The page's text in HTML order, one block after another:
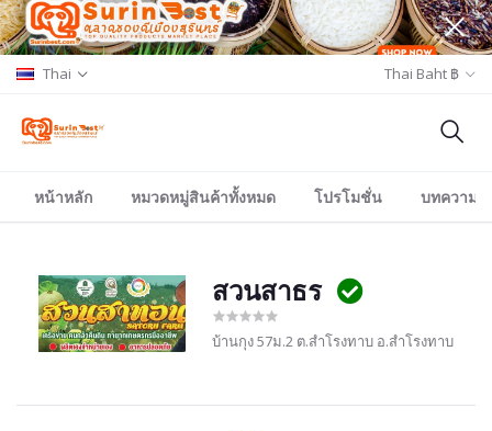
Thai Thai Baht ฿
หน้าหลัก หมวดหมู่สินค้าทั้งหมด โปรโมชั่น บทความ/
สวนสาธร
บ้านกุง 57ม.2 ต.สำโรงทาบ อ.สำโรงทาบ